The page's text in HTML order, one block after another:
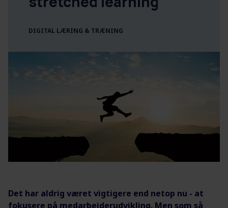
DIGITAL LÆRING & TRÆNING
Det har aldrig været vigtigere end netop nu - at
fokusere på medarbejderudvikling. Men som så